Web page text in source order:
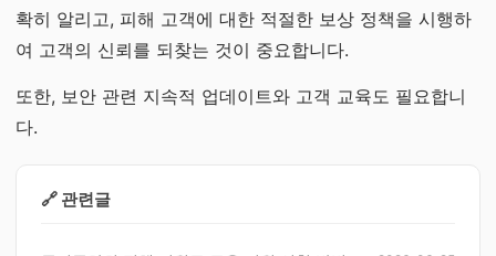
확히 알리고, 피해 고객에 대한 적절한 보상 정책을 시행하
여 고객의 신뢰를 되찾는 것이 중요합니다.
또한, 보안 관련 지속적 업데이트와 고객 교육도 필요합니
다.
🔗 관련글